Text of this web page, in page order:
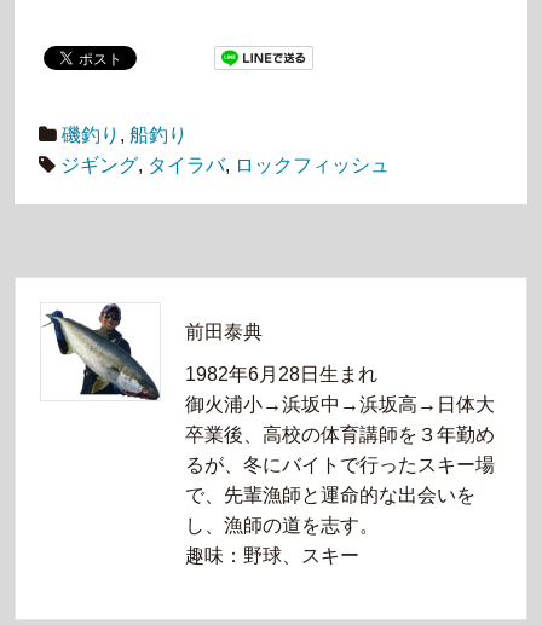
磯釣り , 船釣り
ジギング, タイラバ, ロックフィッシュ
前田泰典
1982年6月28日生まれ
御火浦小→浜坂中→浜坂高→日体大
卒業後、高校の体育講師を３年勤め
るが、冬にバイトで行ったスキー場
で、先輩漁師と運命的な出会いを
し、漁師の道を志す。
趣味：野球、スキー